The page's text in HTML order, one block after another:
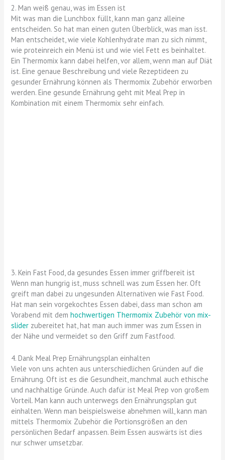
2. Man weiß genau, was im Essen ist
Mit was man die Lunchbox füllt, kann man ganz alleine
entscheiden. So hat man einen guten Überblick, was man isst.
Man entscheidet, wie viele Kohlenhydrate man zu sich nimmt,
wie proteinreich ein Menü ist und wie viel Fett es beinhaltet.
Ein Thermomix kann dabei helfen, vor allem, wenn man auf Diät
ist. Eine genaue Beschreibung und viele Rezeptideen zu
gesunder Ernährung können als Thermomix Zubehör erworben
werden. Eine gesunde Ernährung geht mit Meal Prep in
Kombination mit einem Thermomix sehr einfach.
3. Kein Fast Food, da gesundes Essen immer griffbereit ist
Wenn man hungrig ist, muss schnell was zum Essen her. Oft
greift man dabei zu ungesunden Alternativen wie Fast Food.
Hat man sein vorgekochtes Essen dabei, dass man schon am
Vorabend mit demhochwertigen Thermomix Zubehör von mix-
slider zubereitet hat, hat man auch immer was zum Essen in
der Nähe und vermeidet so den Griff zum Fastfood.
4. Dank Meal Prep Ernährungsplan einhalten
Viele von uns achten aus unterschiedlichen Gründen auf die
Ernährung. Oft ist es die Gesundheit, manchmal auch ethische
und nachhaltige Gründe. Auch dafür ist Meal Prep von großem
Vorteil. Man kann auch unterwegs den Ernährungsplan gut
einhalten. Wenn man beispielsweise abnehmen will, kann man
mittels Thermomix Zubehör die Portionsgrößen an den
persönlichen Bedarf anpassen. Beim Essen auswärts ist dies
nur schwer umsetzbar.